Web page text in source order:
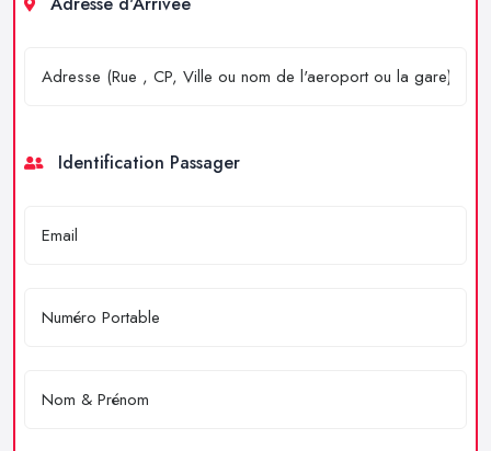
Identification Passager